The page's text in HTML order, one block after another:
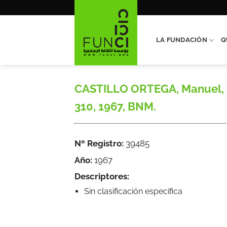
LA FUNDACIÓN
CASTILLO ORTEGA,
310, 1967, BNM.
Nº Registro: 39485
Año: 1967
Descriptores:
Sin clasificación específica